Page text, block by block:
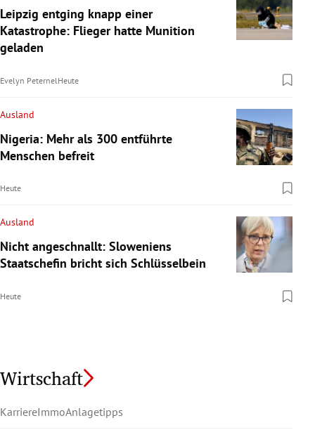
Leipzig entging knapp einer
Katastrophe: Flieger hatte Munition
geladen
Evelyn Peternel Heute
Ausland
Nigeria: Mehr als 300 entführte
Menschen befreit
Heute
Ausland
Nicht angeschnallt: Sloweniens
Staatschefin bricht sich Schlüsselbein
Heute
Wirtschaft
KarriereImmoAnlagetipps